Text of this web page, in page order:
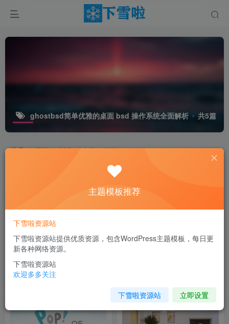
ghostbsd简单优雅的桌面 bsd 操作系统全面解析 共5篇
排序 更新 浏览 点赞 评论
Exton Linux：一套覆盖十多种
桌面的Live Linux发行版合集
技术教程
5月21日 21:37
PCLinuxOS – The Boomer
主题模板推荐
下雪啦资源站
下雪啦资源站提供优质资源，包含WordPress主题模板，每日更
新各种网络资源。
下雪啦资源站
欢迎多多关注
下雪啦资源站 立即设置